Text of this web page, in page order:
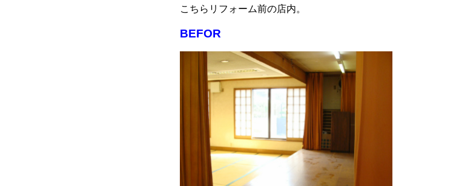
こちらリフォーム前の店内。
BEFOR